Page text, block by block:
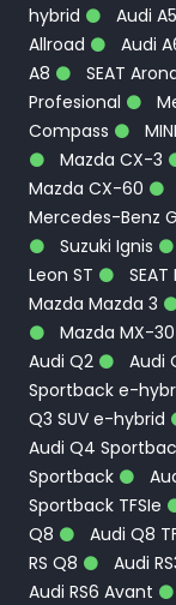
hybrid
Audi
Allroad
Audi
A8
SEAT
Profesional
Compass
Mazda CX-3
Mazda CX-60
Mercedes-Benz
Suzuki Ignis
Leon ST
Mazda Mazda 3
Mazda MX-30
Audi Q2
Audi
Sportback e-
Q3 SUV e-hybrid
Audi Q4
Sportback
Sportback TFSIe
Q8
Audi Q8
RS Q8
Audi
Audi RS6 Avant